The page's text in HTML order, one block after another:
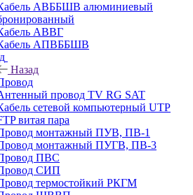
АВББШВ алюминиевый
АВВГ
АПВББШВ
Назад
провод TV RG SAT
сетевой компьютерный UTP
витая пара
монтажный ПУВ, ПВ-1
монтажный ПУГВ, ПВ-3
ПВС
СИП
термостойкий РКГМ